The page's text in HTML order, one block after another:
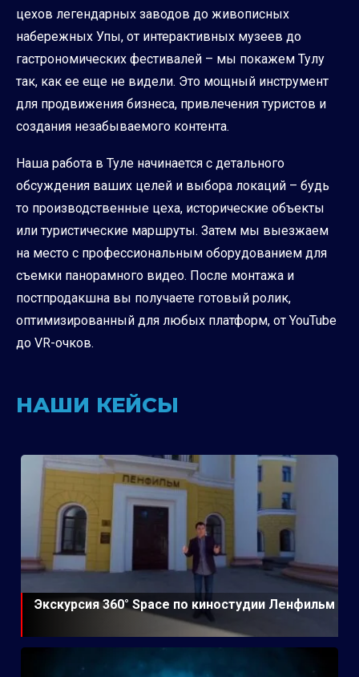
цехов легендарных заводов до живописных
набережных Упы, от интерактивных музеев до
гастрономических фестивалей – мы покажем Тулу
так, как ее еще не видели. Это мощный инструмент
для продвижения бизнеса, привлечения туристов и
создания незабываемого контента.
Наша работа в Туле начинается с детального
обсуждения ваших целей и выбора локаций – будь
то производственные цеха, исторические объекты
или туристические маршруты. Затем мы выезжаем
на место с профессиональным оборудованием для
съемки панорамного видео. После монтажа и
постпродакшна вы получаете готовый ролик,
оптимизированный для любых платформ, от YouTube
до VR-очков.
НАШИ КЕЙСЫ
Экскурсия 360° Space по киностудии Ленфильм